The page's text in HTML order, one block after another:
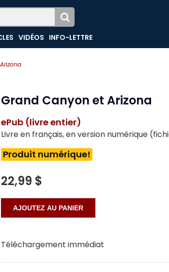
VIDÉOS INFO-LETTRE
Grand Canyon et Arizona
ePub (livre entier)
Livre en français, en version numérique
Produit numérique!
22,99 $
Téléchargement immédiat